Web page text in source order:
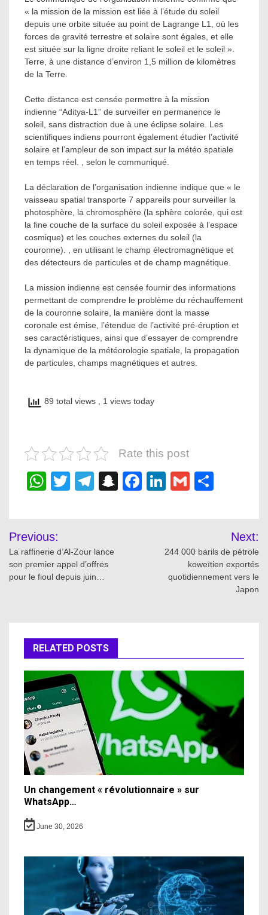
« la mission de la mission est liée à l’étude du soleil
depuis une orbite située au point de Lagrange L1, où les
forces de gravité terrestre et solaire sont égales, et elle
est située sur la ligne droite reliant le soleil et le soleil ».
Terre, à une distance d’environ 1,5 million de kilomètres
de la Terre.
Cette distance est censée permettre à la mission
indienne “Aditya-L1” de surveiller en permanence le
soleil, sans distraction due à une éclipse solaire. Les
scientifiques indiens pourront également étudier l’activité
solaire et l’ampleur de son impact sur la météo spatiale
en temps réel. , selon le communiqué.
La déclaration de l’organisation indienne indique que « le
vaisseau spatial transporte 7 appareils pour surveiller la
photosphère, la chromosphère (la sphère colorée, qui est
la fine couche de la surface du soleil exposée à l’espace
cosmique) et les couches externes du soleil (la
couronne). , en utilisant le champ électromagnétique et
des détecteurs de particules et de champ magnétique.
La mission indienne est censée fournir des informations
permettant de comprendre le problème du réchauffement
de la couronne solaire, la manière dont la masse
coronale est émise, l’étendue de l’activité pré-éruption et
ses caractéristiques, ainsi que d’essayer de comprendre
la dynamique de la météorologie spatiale, la propagation
de particules, champs magnétiques et autres.
89 total views , 1 views today
Rate this post
WhatsApp
TwitterTelegram
Snapchat
Facebook
LinkedIn
Gmail
Post
navigation
Previous:
La raffinerie d’Al-Zour lance
son premier appel d’offres
pour le fioul depuis juin…
Next:
244 000 barils de pétrole
koweïtien exportés
quotidiennement vers le
Japon
RELATED POSTS
Un changement « révolutionnaire » sur
WhatsApp…
June 30, 2026